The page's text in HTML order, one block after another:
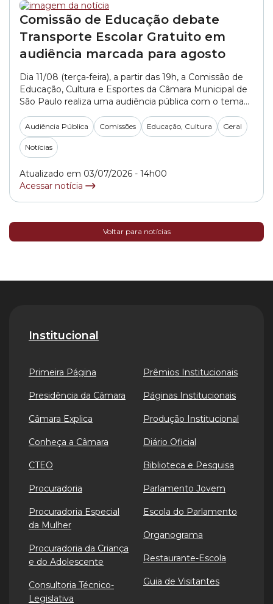
Comissão de Educação debate
Transporte Escolar Gratuito em
audiência marcada para agosto
Dia 11/08 (terça-feira), a partir das 19h, a Comissão de
Educação, Cultura e Esportes da Câmara Municipal de
São Paulo realiza uma audiência pública com o tema
“Avaliação da Execução e do Acesso ao Programa de
TEG -Transporte Escolar Municipal Gratuito”. O
agendamento do debate atende a um requerimento
Audiência Pública Comissões Educação, Cultura Geral
Notícias
Atualizado em 03/07/2026 - 14h00
Acessar notícia
Voltar para notícias
Institucional
Primeira Página
Presidência da Câmara
Câmara Explica
Conheça a Câmara
CTEO
Procuradoria
Procuradoria Especial
da Mulher
Procuradoria da Criança
e do Adolescente
Consultoria Técnico-
Legislativa
Prêmios Institucionais
Páginas Institucionais
Produção Institucional
Diário Oficial
Biblioteca e Pesquisa
Parlamento Jovem
Escola do Parlamento
Organograma
Restaurante-Escola
Guia de Visitantes